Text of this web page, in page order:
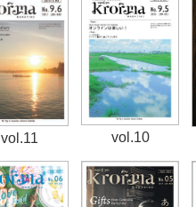
vol.11 vol.10